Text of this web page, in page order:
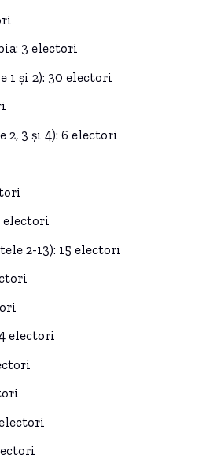
3 electori
și 2): 30 electori
3 și 4): 6 electori
electori
2-13): 15 electori
electori